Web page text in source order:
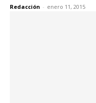
Redacción - enero 11, 2015